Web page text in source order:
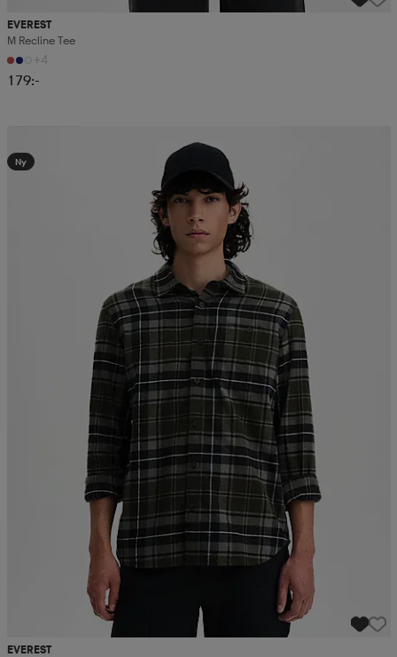
EVEREST
M Recline Tee
+4
179:-
Ny
EVEREST